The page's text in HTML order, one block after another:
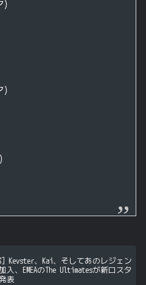
Kevster、Kai、そしてあのレジェン
入、EMEAのThe Ultimatesが新ロスタ
表